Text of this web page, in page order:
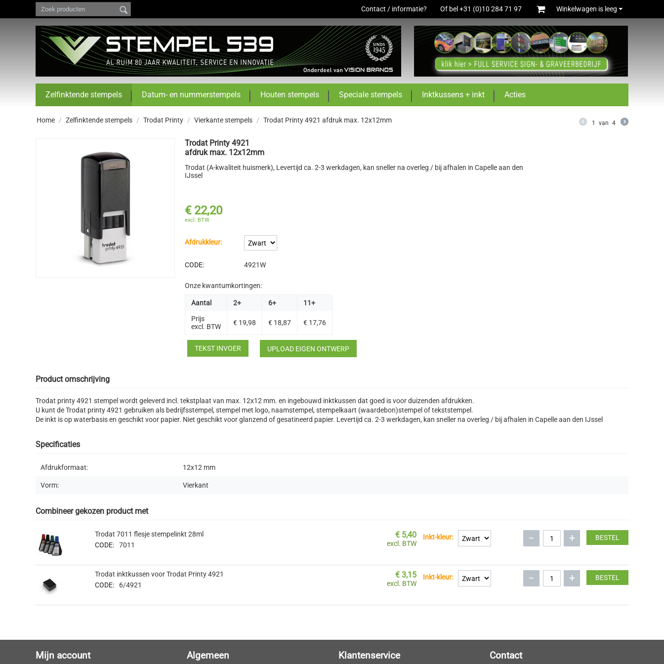
Winkelwagen is leeg
Contact / informatie? Of bel +31 (0)10 284 71 97
Zelfinktende stempels Datum- en nummerstempels Houten stempels Speciale stempels Inktkussens + inkt Acties
Home / Zelfinktende stempels / Trodat Printy / Vierkante stempels / Trodat Printy 4921 afdruk max. 12x12mm 1 van 4
Trodat Printy 4921
afdruk max. 12x12mm
Trodat (A-kwaliteit huismerk), Levertijd ca. 2-3 werkdagen, kan sneller na overleg / bij afhalen in Capelle aan den
IJssel
€ 22,20
excl. BTW
Afdrukkleur:
CODE: 4921W
Onze kwantumkortingen:
Aantal 2+ 6+
11+
Prijs
excl. BTW
€ 19,98 € 18,87 € 17,76
TEKST INVOER UPLOAD EIGEN ONTWERP
Product omschrijving
Trodat printy 4921 stempel wordt geleverd incl. tekstplaat van max. 12x12 mm. en ingebouwd inktkussen dat goed is voor duizenden afdrukken.
U kunt de Trodat printy 4921 gebruiken als bedrijfsstempel, stempel met logo, naamstempel, stempelkaart (waardebon)stempel of tekststempel.
De inkt is op waterbasis en geschikt voor papier. Niet geschikt voor glanzend of gesatineerd papier. Levertijd ca. 2-3 werkdagen, kan sneller na overleg / bij afhalen in Capelle aan den IJssel
Specificaties
Afdrukformaat: 12x12 mm
Vorm: Vierkant
Combineer gekozen product met
Trodat 7011 flesje stempelinkt 28ml
CODE:
7011
€ 5,40
excl. BTW
Inkt-kleur: +
− BESTEL
Trodat inktkussen voor Trodat Printy 4921
CODE:
6/4921
€ 3,15
excl. BTW
Inkt-kleur: +
− BESTEL
Mijn account Algemeen Klantenservice Contact